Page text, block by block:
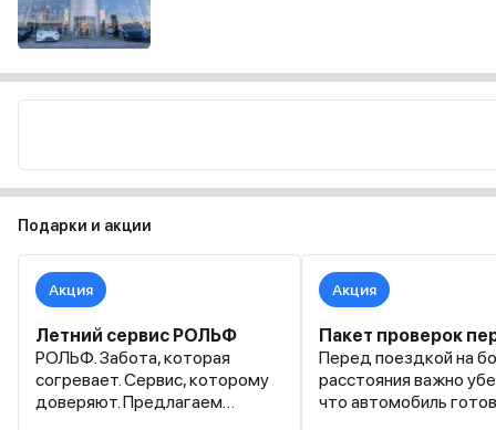
Подарки и акции
Акция
Летний сервис РОЛЬФ
РОЛЬФ. Забота, которая
согревает. Сервис, которому
доверяют. Предлагаем
Акция
Перед поездкой на
расстояния важно
что автомобиль